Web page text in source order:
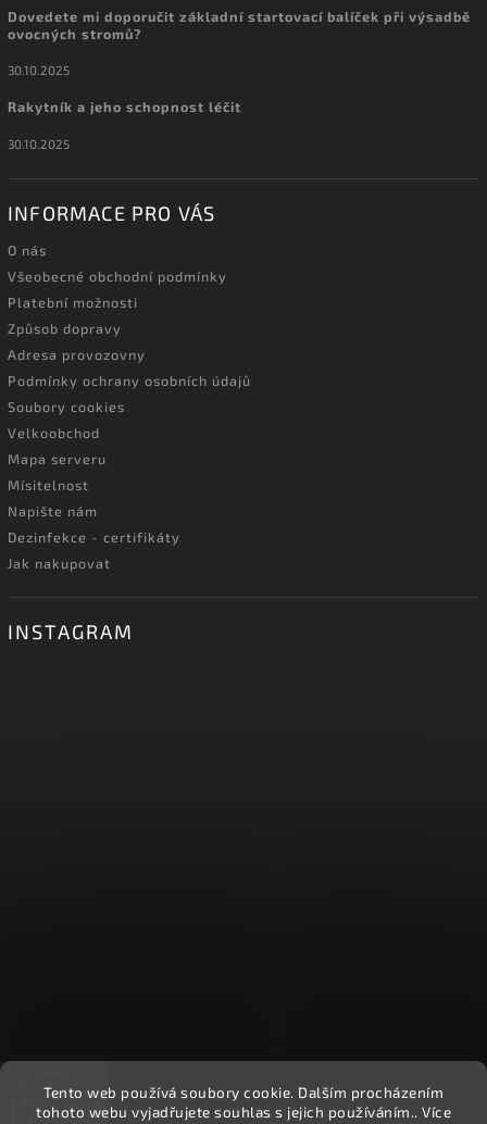
Tento web používá soubory cookie. Dalším procházením
tohoto webu vyjadřujete souhlas s jejich používáním.. Více
Dovedete mi doporučit základní startovací balíček při výsadbě
ovocných stromů?
30.10.2025
Rakytník a jeho schopnost léčit
30.10.2025
INFORMACE PRO VÁS
O nás
Všeobecné obchodní podmínky
Platební možnosti
Způsob dopravy
Adresa provozovny
Podmínky ochrany osobních údajů
Soubory cookies
Velkoobchod
Mapa serveru
Mísitelnost
Napište nám
Dezinfekce - certifikáty
Jak nakupovat
INSTAGRAM
Sledovat na Instagramu